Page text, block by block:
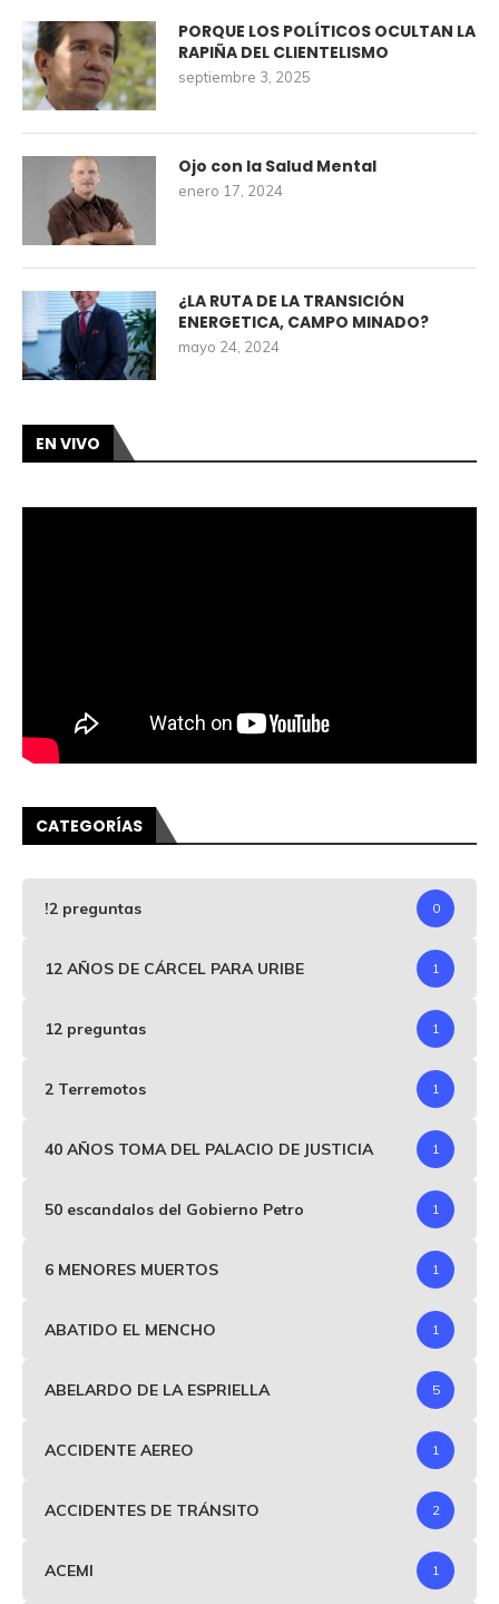
PORQUE LOS POLÍTICOS OCULTAN LA
RAPIÑA DEL CLIENTELISMO
septiembre 3, 2025
Ojo con la Salud Mental
enero 17, 2024
¿LA RUTA DE LA TRANSICIÓN
ENERGETICA, CAMPO MINADO?
mayo 24, 2024
EN VIVO
CATEGORÍAS
!2 preguntas 0
12 AÑOS DE CÁRCEL PARA URIBE 1
12 preguntas 1
2 Terremotos 1
40 AÑOS TOMA DEL PALACIO DE JUSTICIA 1
50 escandalos del Gobierno Petro 1
6 MENORES MUERTOS 1
ABATIDO EL MENCHO 1
ABELARDO DE LA ESPRIELLA 5
ACCIDENTE AEREO 1
ACCIDENTES DE TRÁNSITO 2
ACEMI 1